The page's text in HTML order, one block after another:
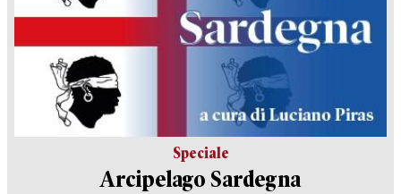
Speciale
Arcipelago Sardegna